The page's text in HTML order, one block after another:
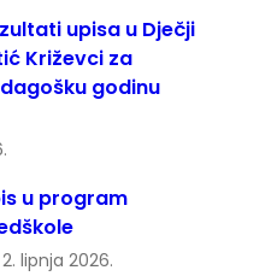
upisa u Dječji
Križevci za
godinu
u program
2. lipnja 2026.